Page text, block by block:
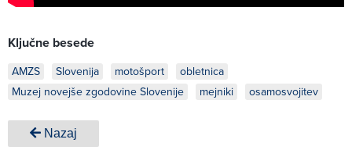
Ključne besede
AMZS Slovenija motošport
obletnica
Muzej novejše zgodovine Slovenije
mejniki osamosvojitev
Nazaj